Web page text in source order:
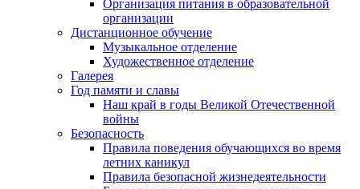
Организация питания в образовательной
организации
Дистанционное обучение
Музыкальное отделение
Художественное отделение
Галерея
Год памяти и славы
Наш край в годы Великой Отечественной
войны
Безопасность
Правила поведения обучающихся во время
летних каникул
Правила безопасной жизнедеятельности